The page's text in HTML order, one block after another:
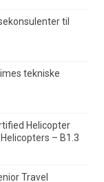
til
tekniske
Helicopter
– B1.3
Travel